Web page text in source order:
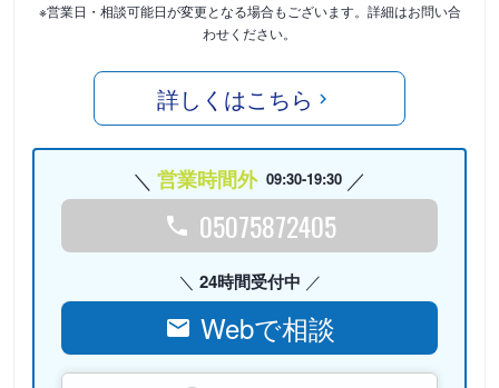
※営業日・相談可能日が変更となる場合もございます。詳細はお問い合
わせください。
詳しくはこちら
営業時間外 09:30-19:30
05075872405
24時間受付中
Webで相談